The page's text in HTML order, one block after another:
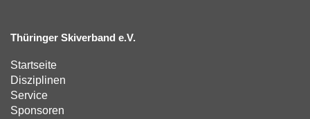
Thüringer Skiverband e.V.
Startseite
Disziplinen
Service
Sponsoren